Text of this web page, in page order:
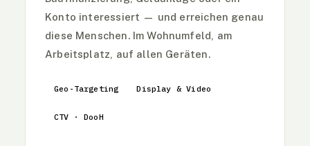
Konto interessiert — und erreichen genau
diese Menschen. Im Wohnumfeld, am
Arbeitsplatz, auf allen Geräten.
Geo-Targeting Display & Video
CTV · DooH